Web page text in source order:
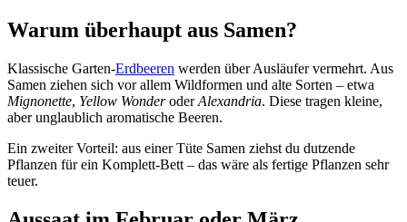
Warum überhaupt aus Samen?
Klassische Garten-Erdbeeren werden über Ausläufer vermehrt. Aus
Samen ziehen sich vor allem Wildformen und alte Sorten – etwa
Mignonette, Yellow WonderoderAlexandria. Diese tragen kleine,
aber unglaublich aromatische Beeren.
Ein zweiter Vorteil: aus einer Tüte Samen ziehst du dutzende
Pflanzen für ein Komplett-Bett – das wäre als fertige Pflanzen sehr
teuer.